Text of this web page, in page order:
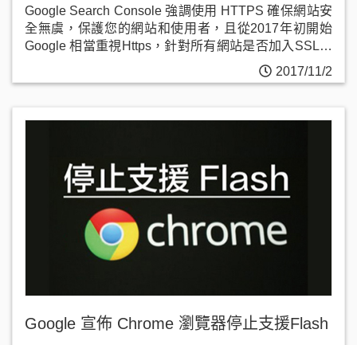
Google Search Console 強調使用 HTTPS 確保網站安
全無虞，保護您的網站和使用者，且從2017年初開始
Google 相當重視Https，針對所有網站是否加入SSL安
2017/11/2
Google 宣佈 Chrome 瀏覽器停止支援Flash